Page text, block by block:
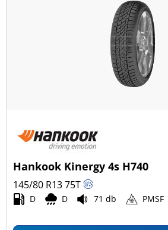
Hankook Kinergy 4s H740
145/80 R1375T
D D 71 db PMSF